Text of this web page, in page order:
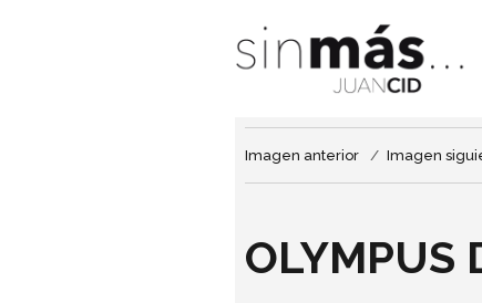
Imagen anterior Imagen
OLYMPUS